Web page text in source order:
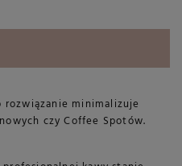
rozwiązanie minimalizuje
czy Coffee Spotów.